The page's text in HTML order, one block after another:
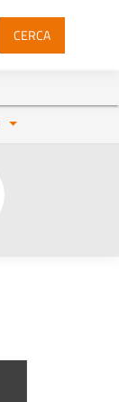
CERCA